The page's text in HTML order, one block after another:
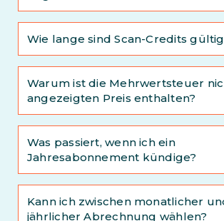
Wie lange sind Scan-Credits
Warum ist die Mehrwertsteuer
angezeigten Preis enthalten?
Was passiert, wenn ich ein
Jahresabonnement kündige?
Kann ich zwischen monatlicher
jährlicher Abrechnung wählen?